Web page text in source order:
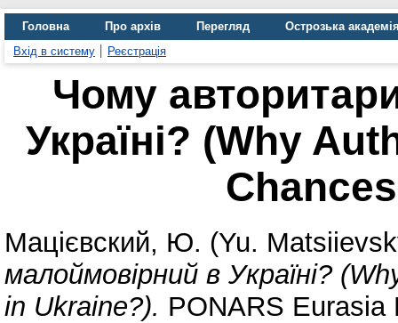
Головна Про архів Перегляд
Острозька
Вхід в систему
Реєстрація
Чому
Україні? (Why
Мацієвский, Ю. (Yu.
малоймовірний в Україні?
in Ukraine?). PONARS